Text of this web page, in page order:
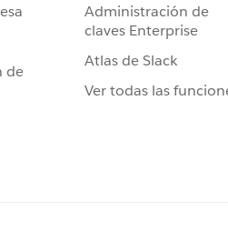
de
Administración de
claves Enterprise
Atlas de Slack
Ver todas las